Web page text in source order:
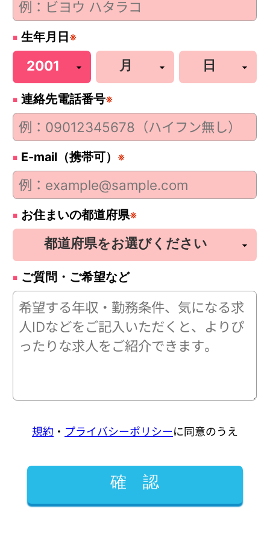
生年月日 ※
連絡先電話番号※
E-mail（携帯可） ※
お住まいの都道府県※
ご質問・ご希望など
規約 ・ プライバシーポリシーに同意のうえ